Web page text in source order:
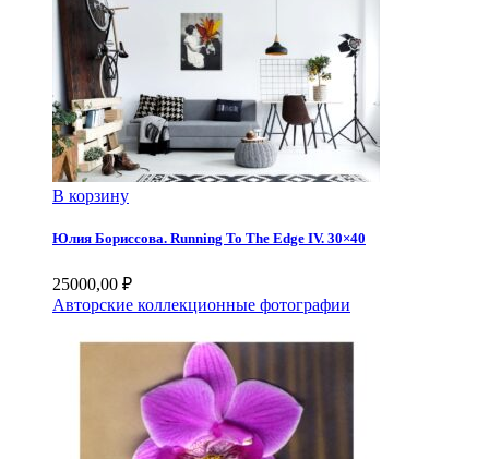
В корзину
Юлия Бориссова. Running To The Edge IV. 30×40
25000,00 ₽
Авторские коллекционные фотографии